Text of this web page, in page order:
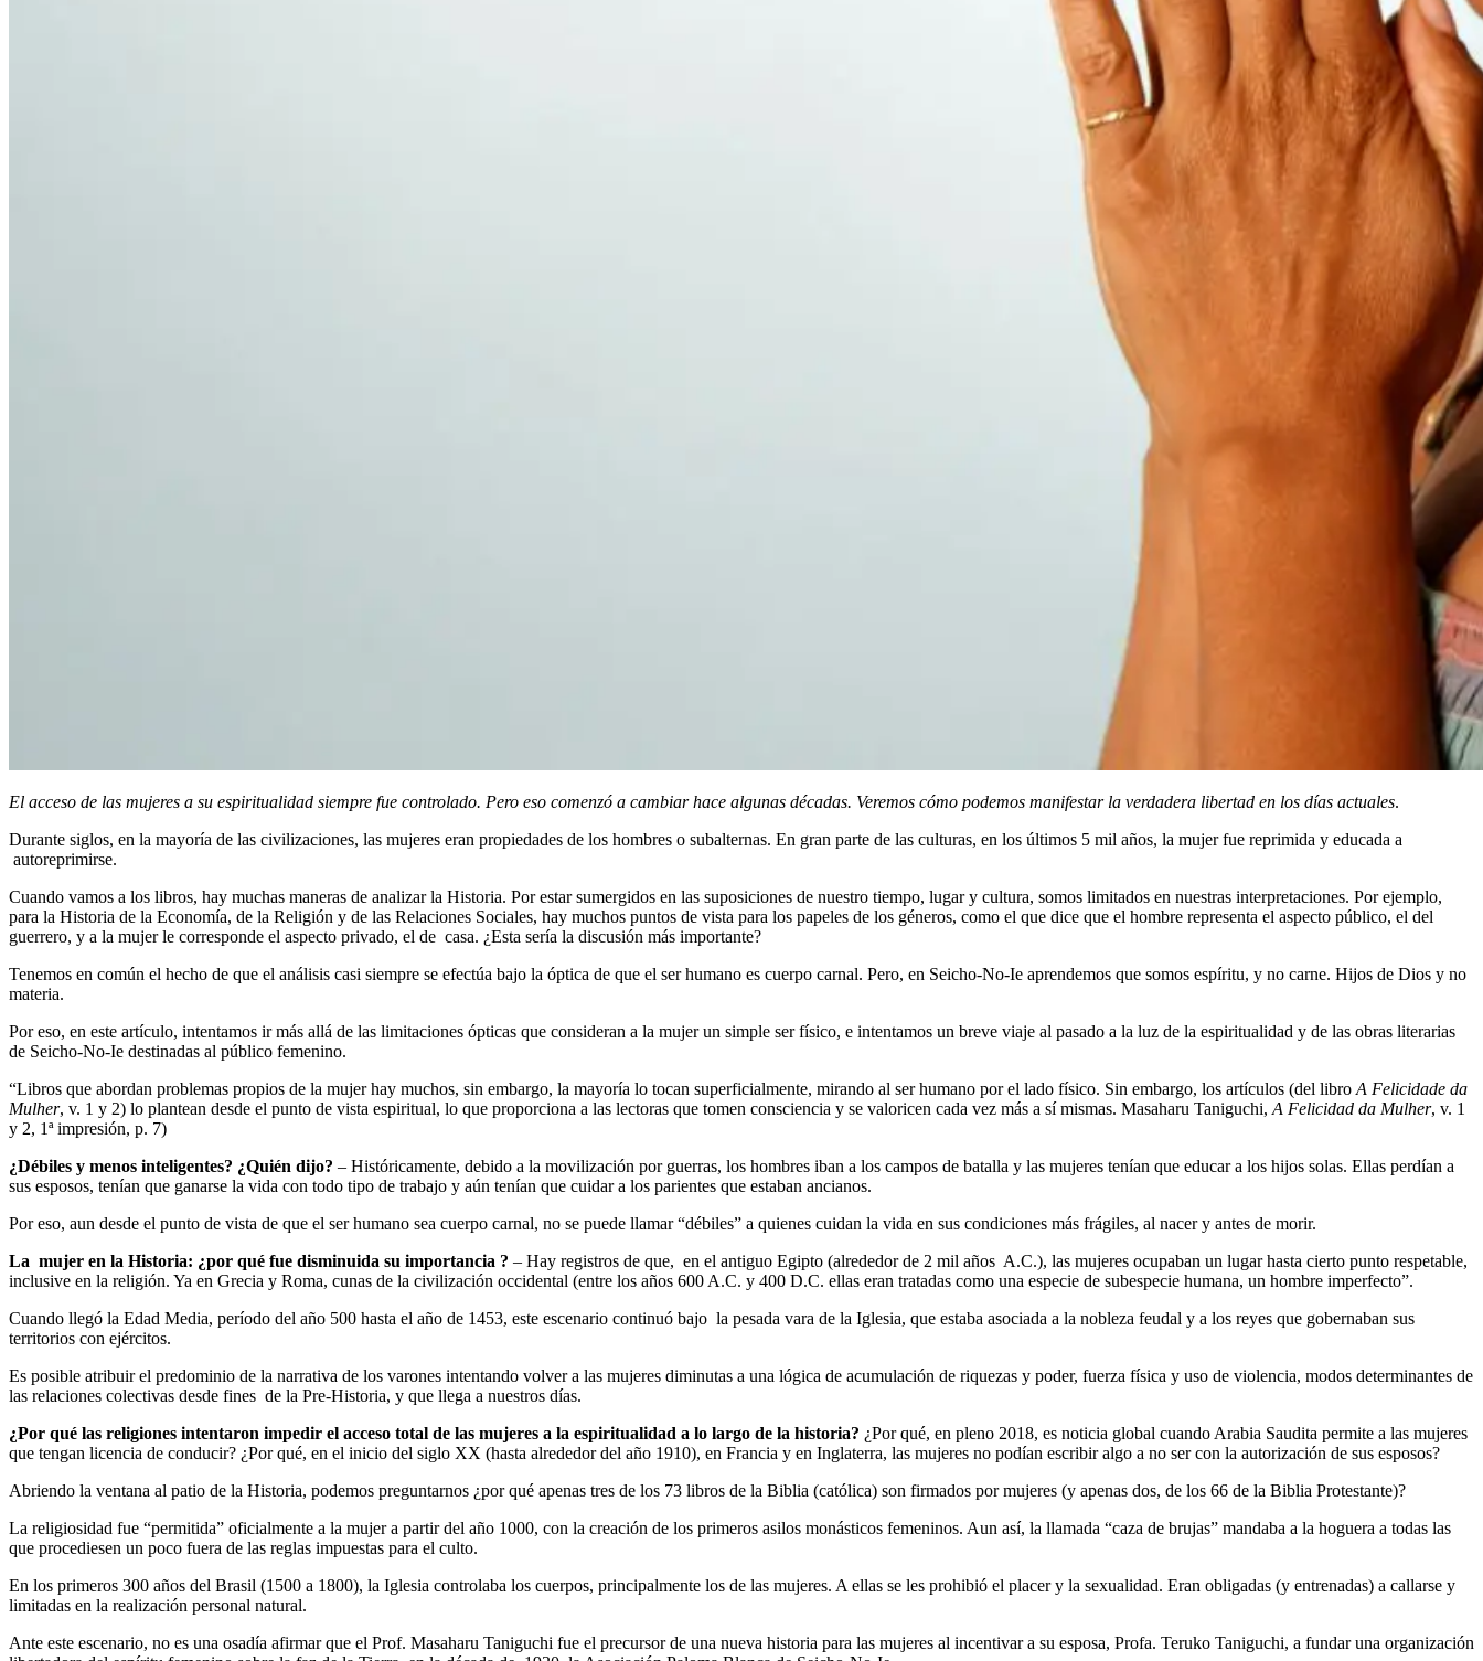
El acceso de las mujeres a su espiritualidad siempre fue controlado. Pero eso comenzó a cambiar hace algunas décadas. Veremos cómo podemos manifestar la verdadera libertad en los días actuales.
Durante siglos, en la mayoría de las civilizaciones, las mujeres eran propiedades de los hombres o subalternas. En gran parte de las culturas, en los últimos 5 mil años, la mujer fue reprimida y educada a
autoreprimirse.
Cuando vamos a los libros, hay muchas maneras de analizar la Historia. Por estar sumergidos en las suposiciones de nuestro tiempo, lugar y cultura, somos limitados en nuestras interpretaciones. Por ejemplo,
para la Historia de la Economía, de la Religión y de las Relaciones Sociales, hay muchos puntos de vista para los papeles de los géneros, como el que dice que el hombre representa el aspecto público, el del
guerrero, y a la mujer le corresponde el aspecto privado, el de casa. ¿Esta sería la discusión más importante?
Tenemos en común el hecho de que el análisis casi siempre se efectúa bajo la óptica de que el ser humano es cuerpo carnal. Pero, en Seicho-No-Ie aprendemos que somos espíritu, y no carne. Hijos de Dios y no
materia.
Por eso, en este artículo, intentamos ir más allá de las limitaciones ópticas que consideran a la mujer un simple ser físico, e intentamos un breve viaje al pasado a la luz de la espiritualidad y de las obras literarias
de Seicho-No-Ie destinadas al público femenino.
“Libros que abordan problemas propios de la mujer hay muchos, sin embargo, la mayoría lo tocan superficialmente, mirando al ser humano por el lado físico. Sin embargo, los artículos (del libro A Felicidade da
Mulher, v. 1 y 2) lo plantean desde el punto de vista espiritual, lo que proporciona a las lectoras que tomen consciencia y se valoricen cada vez más a sí mismas. Masaharu Taniguchi, A Felicidad da Mulher, v. 1
y 2, 1ª impresión, p. 7)
¿Débiles y menos inteligentes? ¿Quién dijo? – Históricamente, debido a la movilización por guerras, los hombres iban a los campos de batalla y las mujeres tenían que educar a los hijos solas. Ellas perdían a
sus esposos, tenían que ganarse la vida con todo tipo de trabajo y aún tenían que cuidar a los parientes que estaban ancianos.
Por eso, aun desde el punto de vista de que el ser humano sea cuerpo carnal, no se puede llamar “débiles” a quienes cuidan la vida en sus condiciones más frágiles, al nacer y antes de morir.
La mujer en la Historia: ¿por qué fue disminuida su importancia ? – Hay registros de que, en el antiguo Egipto (alrededor de 2 mil años A.C.), las mujeres ocupaban un lugar hasta cierto punto respetable,
inclusive en la religión. Ya en Grecia y Roma, cunas de la civilización occidental (entre los años 600 A.C. y 400 D.C. ellas eran tratadas como una especie de subespecie humana, un hombre imperfecto”.
Cuando llegó la Edad Media, período del año 500 hasta el año de 1453, este escenario continuó bajo la pesada vara de la Iglesia, que estaba asociada a la nobleza feudal y a los reyes que gobernaban sus
territorios con ejércitos.
Es posible atribuir el predominio de la narrativa de los varones intentando volver a las mujeres diminutas a una lógica de acumulación de riquezas y poder, fuerza física y uso de violencia, modos determinantes de
las relaciones colectivas desde fines de la Pre-Historia, y que llega a nuestros días.
¿Por qué las religiones intentaron impedir el acceso total de las mujeres a la espiritualidad a lo largo de la historia? ¿Por qué, en pleno 2018, es noticia global cuando Arabia Saudita permite a las mujeres
que tengan licencia de conducir? ¿Por qué, en el inicio del siglo XX (hasta alrededor del año 1910), en Francia y en Inglaterra, las mujeres no podían escribir algo a no ser con la autorización de sus esposos?
Abriendo la ventana al patio de la Historia, podemos preguntarnos ¿por qué apenas tres de los 73 libros de la Biblia (católica) son firmados por mujeres (y apenas dos, de los 66 de la Biblia Protestante)?
La religiosidad fue “permitida” oficialmente a la mujer a partir del año 1000, con la creación de los primeros asilos monásticos femeninos. Aun así, la llamada “caza de brujas” mandaba a la hoguera a todas las
que procediesen un poco fuera de las reglas impuestas para el culto.
En los primeros 300 años del Brasil (1500 a 1800), la Iglesia controlaba los cuerpos, principalmente los de las mujeres. A ellas se les prohibió el placer y la sexualidad. Eran obligadas (y entrenadas) a callarse y
limitadas en la realización personal natural.
Ante este escenario, no es una osadía afirmar que el Prof. Masaharu Taniguchi fue el precursor de una nueva historia para las mujeres al incentivar a su esposa, Profa. Teruko Taniguchi, a fundar una organización